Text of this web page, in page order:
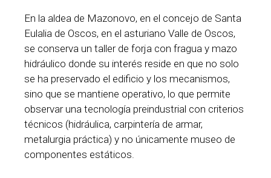
En la aldea de Mazonovo, en el concejo de Santa
Eulalia de Oscos, en el asturiano Valle de Oscos,
se conserva un taller de forja con fragua y mazo
hidráulico donde su interés reside en que no solo
se ha preservado el edificio y los mecanismos,
sino que se mantiene operativo, lo que permite
observar una tecnología preindustrial con criterios
técnicos (hidráulica, carpintería de armar,
metalurgia práctica) y no únicamente museo de
componentes estáticos.